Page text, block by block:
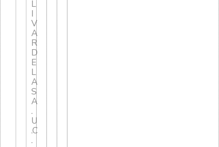
L
I
V
A
R
D
E
L
A
S
A
.
U
.C
.